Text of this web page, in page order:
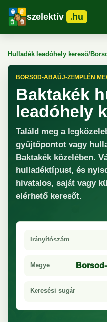
szelektív .hu
Hulladék leadóhely kereső/
BORSOD-ABAÚJ-ZEMPLÉN
Baktakék
leadóhely
Találd meg a
gyűjtőpontot vagy
Baktakék közelében.
hulladéktípust, és
hivatalos, saját vagy
elérhető keresőt.
Irányítószám
Megye
Keresési sugár